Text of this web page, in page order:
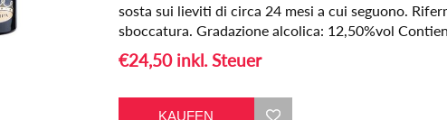
sosta sui lieviti di circa 24 mesi a cui seguono.
sboccatura. Gradazione alcolica: 12,50%vol
€24,50 inkl. Steuer